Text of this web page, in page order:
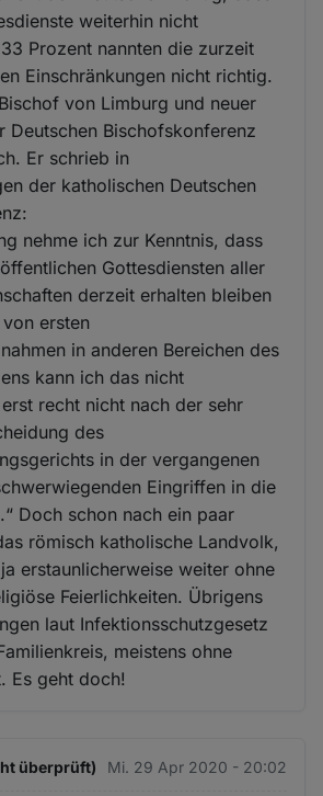
weiterhin nicht
Prozent nannten die zurzeit
Einschränkungen nicht richtig.
von Limburg und neuer
Deutschen Bischofskonferenz
Er schrieb in
der katholischen Deutschen
nehme ich zur Kenntnis, dass
Gottesdiensten aller
derzeit erhalten bleiben
ersten
in anderen Bereichen des
kann ich das nicht
recht nicht nach der sehr
des
in der vergangenen
Eingriffen in die
Doch schon nach ein paar
römisch katholische Landvolk,
erstaunlicherweise weiter ohne
Feierlichkeiten. Übrigens
laut Infektionsschutzgesetz
meistens ohne
Es geht doch!
überprüft) Mi. 29 Apr 2020 - 20:02